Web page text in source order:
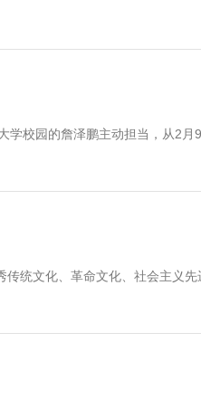
学校园的詹泽鹏主动担当，从2月
统文化、革命文化、社会主义先